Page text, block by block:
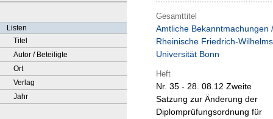
Listen
Titel
Autor / Beteiligte
Ort
Verlag
Jahr
Gesamttitel
Amtliche Bekanntmachungen /
Rheinische Friedrich-
Universität Bonn
Heft
Nr. 35 - 28. 08.12 Zweite
Satzung zur Änderung der
Diplomprüfungsordnung für